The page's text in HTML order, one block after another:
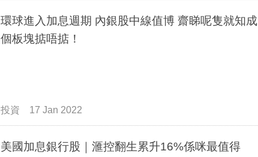
環球進入加息週期 內銀股中線值博 齋睇呢隻就知成
個板塊掂唔掂！
投資 17 Jan 2022
美國加息銀行股｜滙控翻生累升16%係咪最值得